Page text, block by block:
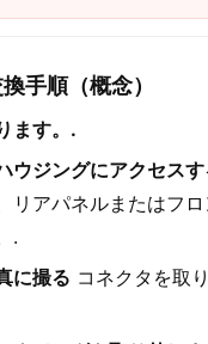
手順（概念）
ます。.
ウジングにアクセスす
リアパネルまたはフ
.
に撮る コネクタを取